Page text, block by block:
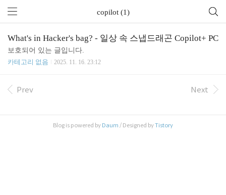
copilot (1)
What's in Hacker's bag? - 일상 속 스냅드래곤 Copilot+ PC
보호되어 있는 글입니다.
카테고리 없음
2025. 11. 16. 23:12
Prev Next
Blog is powered by Daum / Designed byTistory